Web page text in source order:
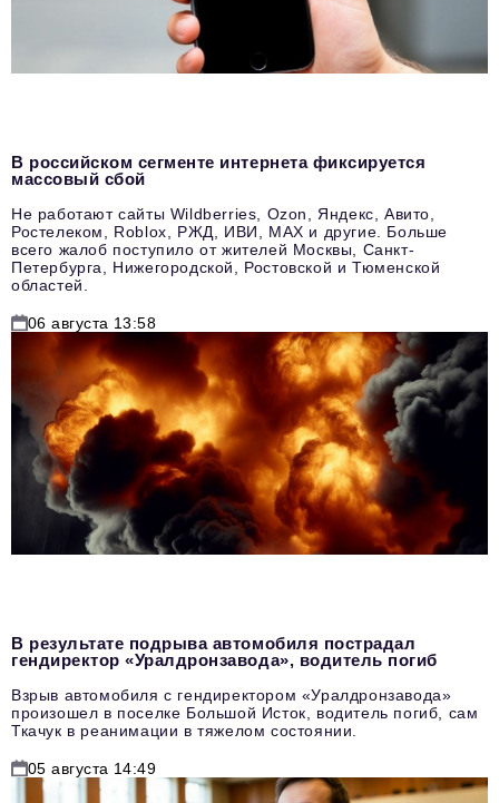
В российском сегменте интернета фиксируется
массовый сбой
Не работают сайты Wildberries, Ozon, Яндекс, Авито,
Ростелеком, Roblox, РЖД, ИВИ, MAX и другие. Больше
всего жалоб поступило от жителей Москвы, Санкт-
Петербурга, Нижегородской, Ростовской и Тюменской
областей.
06 августа 13:58
В результате подрыва автомобиля пострадал
гендиректор «Уралдронзавода», водитель погиб
Взрыв автомобиля с гендиректором «Уралдронзавода»
произошел в поселке Большой Исток, водитель погиб, сам
Ткачук в реанимации в тяжелом состоянии.
05 августа 14:49